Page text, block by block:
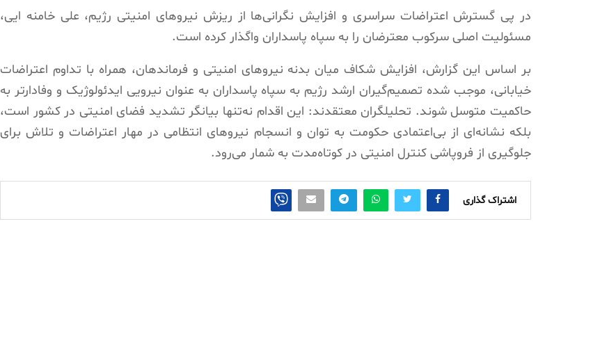
در پی گسترش اعتراضات سراسری و افزایش نگرانی‌ها از ریزش نیروهای امنیتی رژیم، علی خامنه ایی،
مسئولیت اصلی سرکوب معترضان را به سپاه پاسداران واگذار کرده است.
بر اساس این گزارش، افزایش شکاف میان بدنه نیروهای امنیتی و فرماندهان، همراه با تداوم اعتراضات
خیابانی، موجب شده تصمیم‌گیران ارشد رژیم به سپاه پاسداران به‌ عنوان نیرویی ایدئولوژیک و وفادارتر به
حاکمیت متوسل شوند. تحلیلگران معتقدند: این اقدام نه‌تنها بیانگر تشدید فضای امنیتی در کشور است،
بلکه نشانه‌ای از بی‌اعتمادی حکومت به توان و انسجام نیروهای انتظامی در مهار اعتراضات و تلاش برای
جلوگیری از فروپاشی کنترل امنیتی در کوتاه‌مدت به شمار می‌رود.
اشتراک گذاری